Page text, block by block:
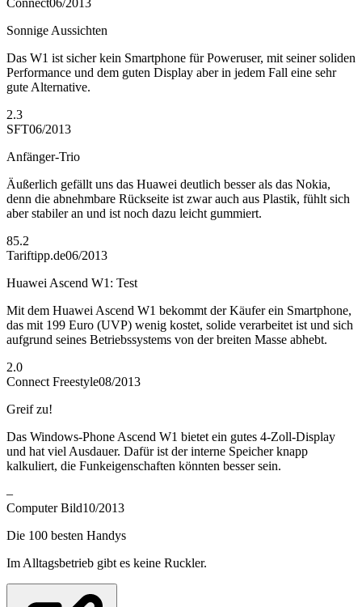
Sonnige Aussichten
Das W1 ist sicher kein Smartphone für Poweruser, mit seiner soliden
Performance und dem guten Display aber in jedem Fall eine sehr
gute Alternative.
2.3
SFT06/2013
Anfänger-Trio
Äußerlich gefällt uns das Huawei deutlich besser als das Nokia,
denn die abnehmbare Rückseite ist zwar auch aus Plastik, fühlt sich
aber stabiler an und ist noch dazu leicht gummiert.
85.2
Tariftipp.de06/2013
Huawei Ascend W1: Test
Mit dem Huawei Ascend W1 bekommt der Käufer ein Smartphone,
das mit 199 Euro (UVP) wenig kostet, solide verarbeitet ist und sich
aufgrund seines Betriebssystems von der breiten Masse abhebt.
2.0
Connect Freestyle08/2013
Greif zu!
Das Windows-Phone Ascend W1 bietet ein gutes 4-Zoll-Display
und hat viel Ausdauer. Dafür ist der interne Speicher knapp
kalkuliert, die Funkeigenschaften könnten besser sein.
–
Computer Bild10/2013
Die 100 besten Handys
Im Alltagsbetrieb gibt es keine Ruckler.